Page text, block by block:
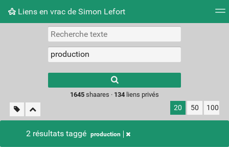
Liens en vrac de Simon Lefort
Nuage de tags Mur d'images
results.
1645shaares · 134liens privés
20 50 100
2 résultats taggé production